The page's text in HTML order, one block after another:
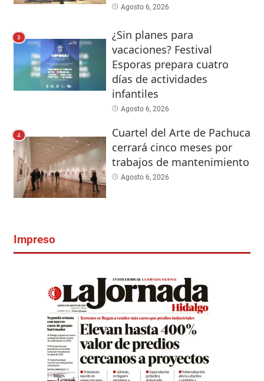
Agosto 6, 2026
3
¿Sin planes para
vacaciones? Festival
Esporas prepara cuatro
días de actividades
infantiles
Agosto 6, 2026
4
Cuartel del Arte de Pachuca
cerrará cinco meses por
trabajos de mantenimiento
Agosto 6, 2026
Impreso